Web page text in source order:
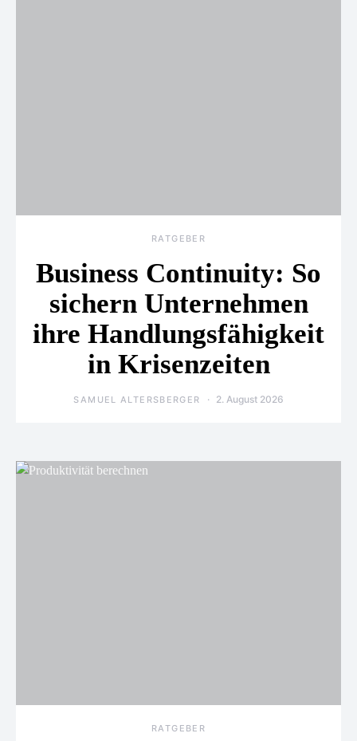
RATGEBER
Business Continuity: So
sichern Unternehmen
ihre Handlungsfähigkeit
in Krisenzeiten
SAMUEL ALTERSBERGER 2. August 2026
RATGEBER